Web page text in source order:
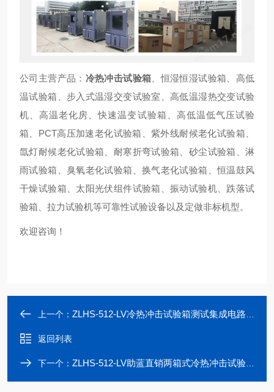
公司主营产品： 冷热冲击试验箱 、恒湿恒湿试验箱、高低
温试验箱、步入式温湿交变试验室、高低温湿热交变试验
机、高温老化房、快速温变试验箱、高低温低气压试验
箱、PCT高压加速老化试验箱、紫外线耐候老化试验箱、
氙灯耐候老化试验箱、耐寒折弯试验箱、砂尘试验箱、淋
雨试验箱、臭氧老化试验箱、换气老化试验箱、恒温鼓风
干燥试验箱、太阳光伏组件试验箱、振动试验机、跌落试
验箱、拉力试验机等可靠性试验设备以及定做非标机型。
欢迎咨询！
上一个： ZLHS-512-LV冷热冲击试验箱测试集成电路充电器芯片价格
返回列表
下一个： ZLHS-512-LV助蓝直销两箱式冷热冲击试验箱